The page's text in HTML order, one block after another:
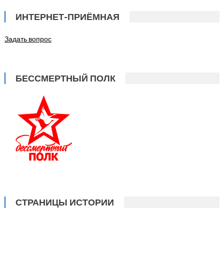
ИНТЕРНЕТ-ПРИЁМНАЯ
Задать вопрос
БЕССМЕРТНЫЙ ПОЛК
СТРАНИЦЫ ИСТОРИИ